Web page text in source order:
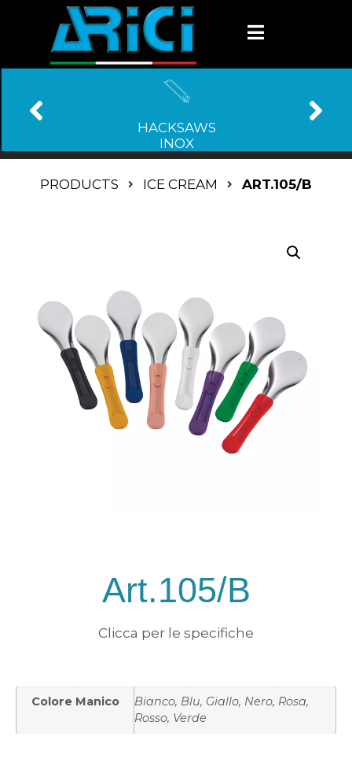
HACKSAWS
INOX
PRODUCTS ICE CREAM ART.105/B
Art.105/B
Clicca per le specifiche
Colore Manico
Bianco, Blu, Giallo, Nero, Rosa,
Rosso, Verde